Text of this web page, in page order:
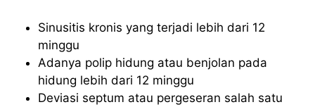
Sinusitis kronis yang terjadi lebih dari 12
minggu
Adanya polip hidung atau benjolan pada
hidung lebih dari 12 minggu
Deviasi septum atau pergeseran salah satu